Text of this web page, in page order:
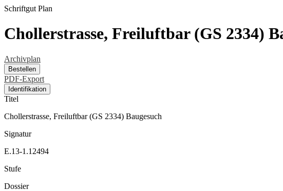
Schriftgut Plan
Chollerstrasse, Freiluftbar (GS 2334)
Archivplan
Bestellen
PDF-Export
Identifikation
Titel
Chollerstrasse, Freiluftbar (GS 2334) Baugesuch
Signatur
E.13-1.12494
Stufe
Dossier